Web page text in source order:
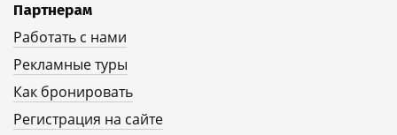
Партнерам
Работать с нами
Рекламные туры
Как бронировать
Регистрация на сайте